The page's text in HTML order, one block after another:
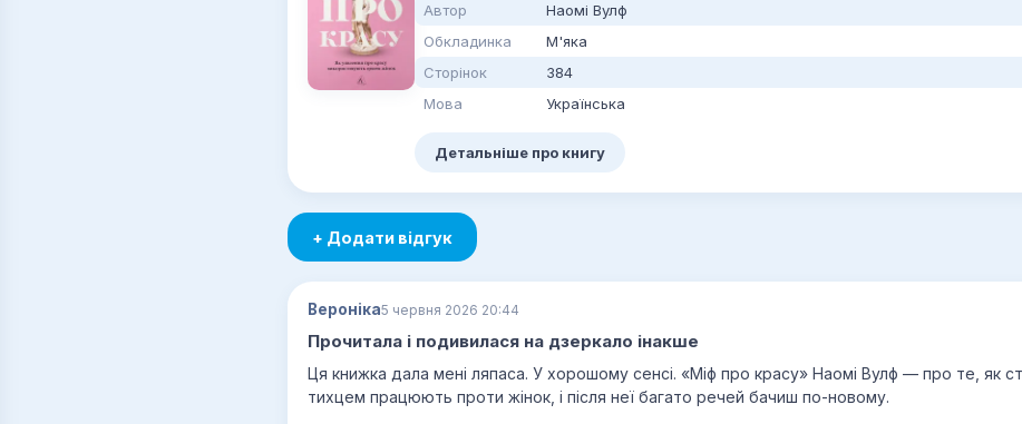
Автор
Наомі Вулф
Обкладинка
М'яка
Сторінок
384
Мова
Українська
Детальніше про книгу
+ Додати відгук
Вероніка5 червня 2026 20:44
Прочитала і подивилася на дзеркало інакше
Ця книжка дала мені ляпаса. У хорошому сенсі. «Міф про красу» Наомі Вулф — про те, як
тихцем працюють проти жінок, і після неї багато речей бачиш по-новому.